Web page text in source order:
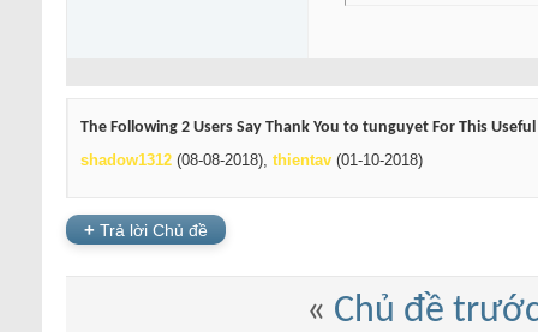
The Following 2 Users Say Thank You to tunguyet For This
shadow1312 (08-08-2018), thientav (01-10-2018)
+ Trả lời Chủ đề
« Chủ đề